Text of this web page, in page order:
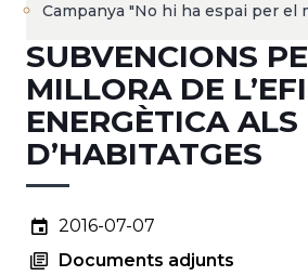
Campanya "No hi ha espai per el
SUBVENCIONS
MILLORA DE
ENERGÈTICA
D’HABITATGES
2016-07-07
Documents adjunts